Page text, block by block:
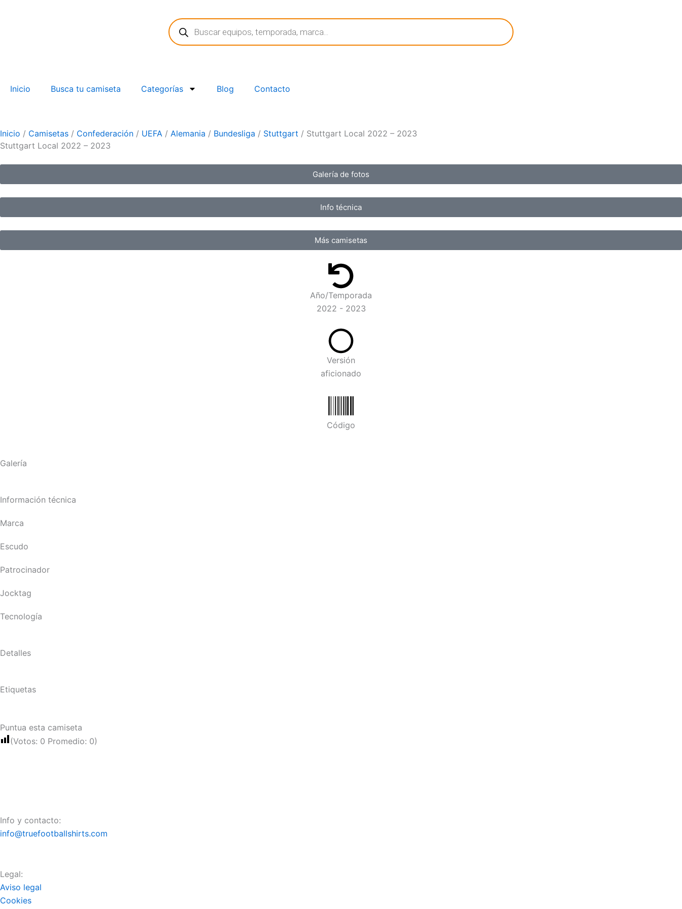
Búsqueda
de
productos
Inicio Busca tu camiseta Categorías Blog Contacto
Inicio / Camisetas / Confederación / UEFA / Alemania / Bundesliga / Stuttgart / Stuttgart Local 2022 – 2023
Stuttgart Local 2022 – 2023
Galería de fotos
Info técnica
Más camisetas
Año/Temporada
2022 - 2023
Versión
aficionado
Código
Galería
Información técnica
Marca
Escudo
Patrocinador
Jocktag
Tecnología
Detalles
Etiquetas
Puntua esta camiseta
(Votos: 0 Promedio: 0)
Info y contacto:
info@truefootballshirts.com
Legal:
Aviso legal
Cookies